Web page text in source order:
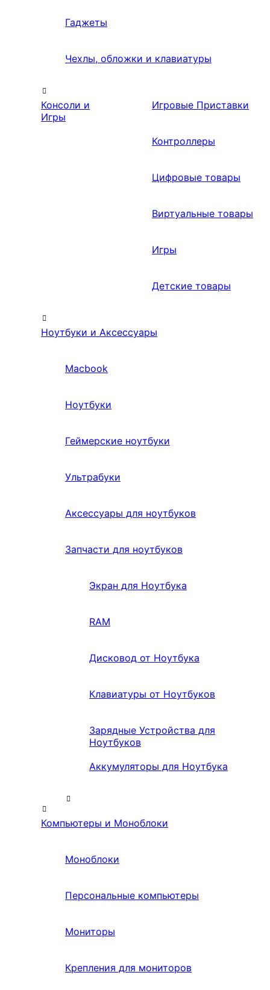
Гаджеты
Чехлы, обложки и клавиатуры
Консоли и
Игры
Игровые Приставки
Контроллеры
Цифровые товары
Виртуальные товары
Игры
Детские товары
Ноутбуки и Аксессуары
Macbook
Ноутбуки
Геймерские ноутбуки
Ультрабуки
Аксессуары для ноутбуков
Запчасти для ноутбуков
Экран для Ноутбука
RAM
Дисковод от Ноутбука
Клавиатуры от Ноутбуков
Зарядные Устройства для
Ноутбуков
Аккумуляторы для Ноутбука
Компьютеры и Моноблоки
Моноблоки
Персональные компьютеры
Мониторы
Крепления для мониторов